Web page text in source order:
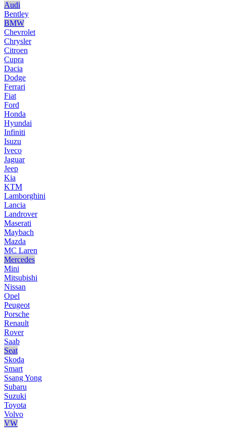
Audi
Bentley
BMW
Chevrolet
Chrysler
Citroen
Cupra
Dacia
Dodge
Ferrari
Fiat
Ford
Honda
Hyundai
Infiniti
Isuzu
Iveco
Jaguar
Jeep
Kia
KTM
Lamborghini
Lancia
Landrover
Maserati
Maybach
Mazda
MC Laren
Mercedes
Mini
Mitsubishi
Nissan
Opel
Peugeot
Porsche
Renault
Rover
Saab
Seat
Skoda
Smart
Ssang Yong
Subaru
Suzuki
Toyota
Volvo
VW